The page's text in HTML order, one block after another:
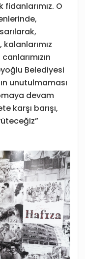
O
Belediyesi
unutulmaması
devam
karşı barışı,